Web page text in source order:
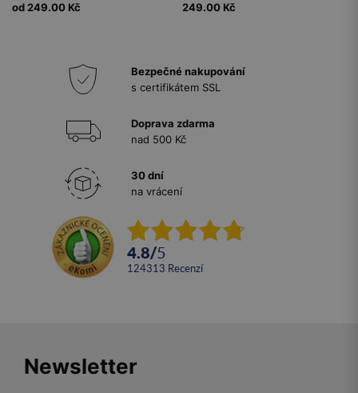
od 249.00 Kč
249.00 Kč
Bezpečné nakupování
s certifikátem SSL
Doprava zdarma
nad 500 Kč
30 dní
na vrácení
4.8/5
124313 recenzí
Newsletter